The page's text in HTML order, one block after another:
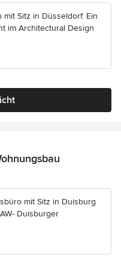
Sitz in Düsseldorf. Ein
im Architectural Design
5 Sternen
mit Sitz in Duisburg
Duisburger